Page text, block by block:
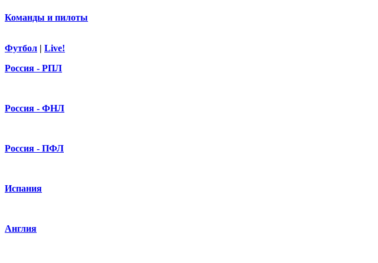
Команды и пилоты
Футбол | Live!
Россия - РПЛ
Россия - ФНЛ
Россия - ПФЛ
Испания
Англия